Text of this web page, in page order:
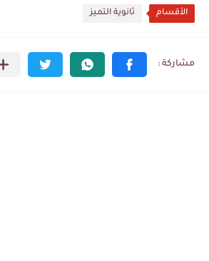
الأقسام ثانوية التميز